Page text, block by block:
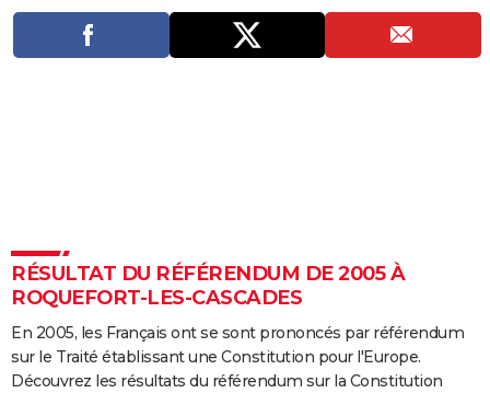
PHOTO
GUIDES D'ACHAT
COPAINS D'AVANT
FORUM
RÉSULTAT DU RÉFÉRENDUM DE 2005 À
ROQUEFORT-LES-CASCADES
En 2005, les Français ont se sont prononcés par référendum
sur le Traité établissant une Constitution pour l'Europe.
Découvrez les résultats du référendum sur la Constitution